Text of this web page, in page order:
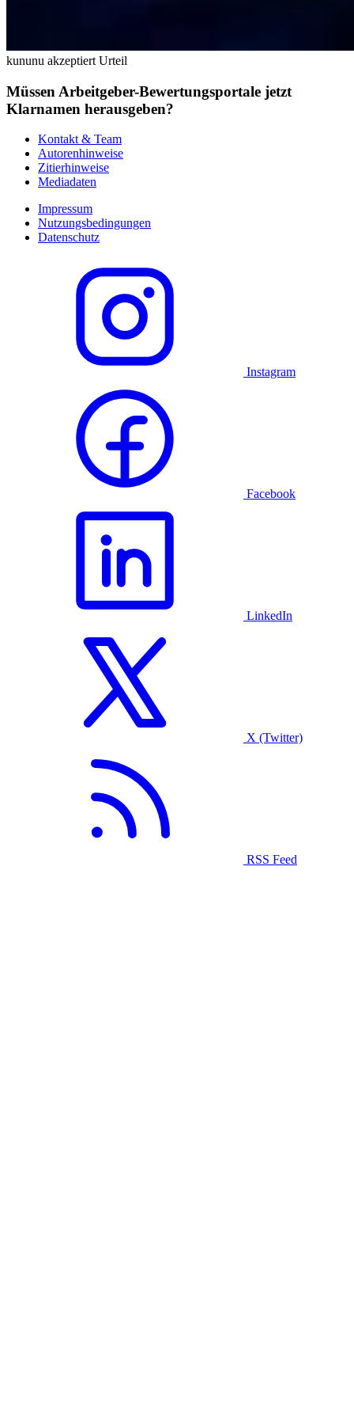
kununu akzeptiert Urteil
Müssen Arbeitgeber-Bewertungsportale jetzt
Klarnamen herausgeben?
Kontakt & Team
Autorenhinweise
Zitierhinweise
Mediadaten
Impressum
Nutzungsbedingungen
Datenschutz
Instagram
Facebook
LinkedIn
X (Twitter)
RSS Feed